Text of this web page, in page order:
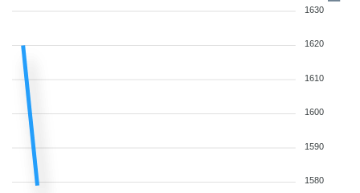
1630
1620
1610
1600
1590
1580